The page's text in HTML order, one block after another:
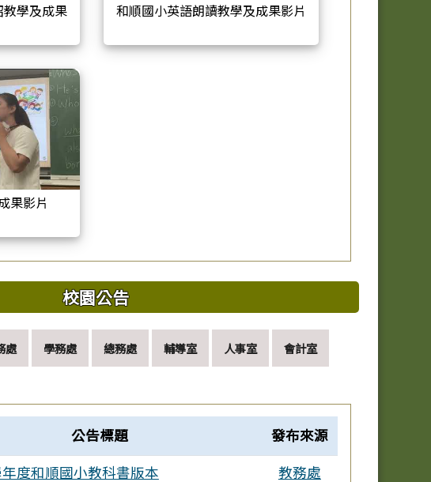
學及成果
和順國小英語朗讀教學及成果影片
果影片
校園公告
處 學務處 總務處 輔導室 人事室 會計室
公告標題 發布來源
度和順國小教科書版本 教務處